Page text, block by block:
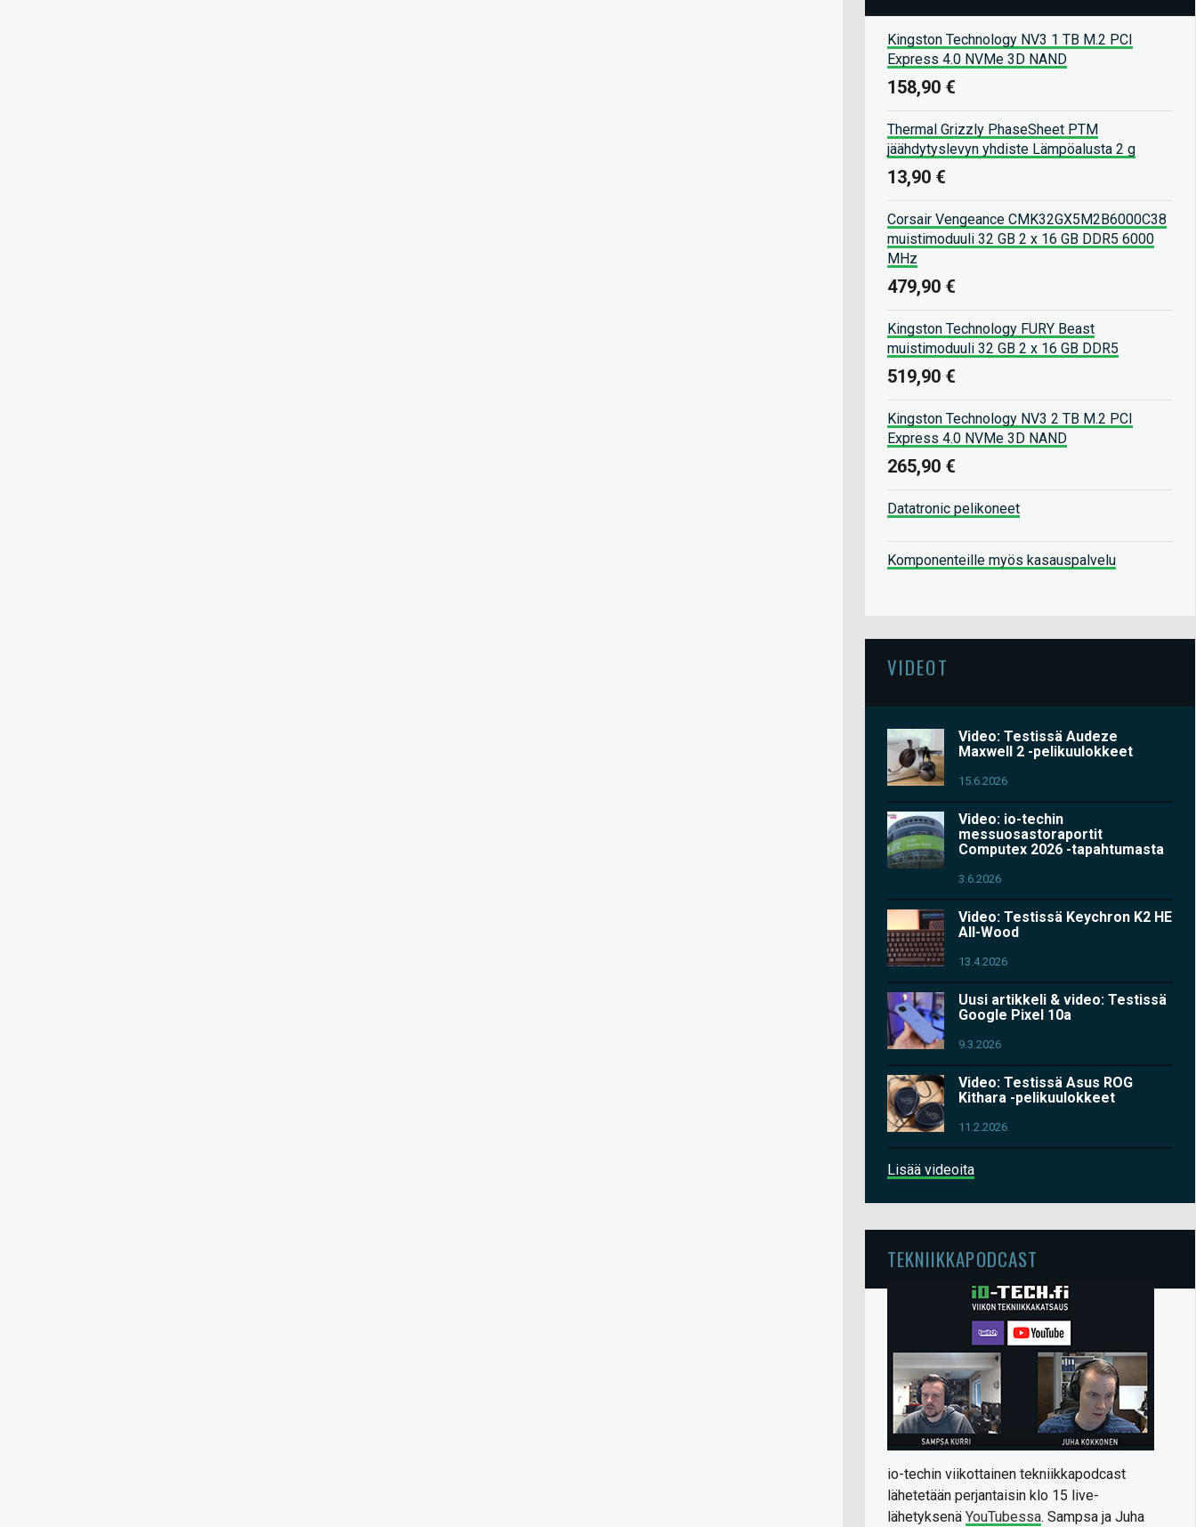
Kingston Technology NV3 1 TB M.2 PCI
Express 4.0 NVMe 3D NAND
158,90 €
Thermal Grizzly PhaseSheet PTM
jäähdytyslevyn yhdiste Lämpöalusta 2 g
13,90 €
Corsair Vengeance CMK32GX5M2B6000C38
muistimoduuli 32 GB 2 x 16 GB DDR5 6000
MHz
479,90 €
Kingston Technology FURY Beast
muistimoduuli 32 GB 2 x 16 GB DDR5
519,90 €
Kingston Technology NV3 2 TB M.2 PCI
Express 4.0 NVMe 3D NAND
265,90 €
Datatronic pelikoneet
Komponenteille myös kasauspalvelu
VIDEOT
Video: Testissä Audeze
Maxwell 2 -pelikuulokkeet
15.6.2026
Video: io-techin
messuosastoraportit
Computex 2026 -tapahtumasta
3.6.2026
Video: Testissä Keychron K2 HE
All-Wood
13.4.2026
Uusi artikkeli & video: Testissä
Google Pixel 10a
9.3.2026
Video: Testissä Asus ROG
Kithara -pelikuulokkeet
11.2.2026
Lisää videoita
TEKNIIKKAPODCAST
io-techin viikottainen tekniikkapodcast
lähetetään perjantaisin klo 15 live-
lähetyksenä YouTubessa. Sampsa ja Juha